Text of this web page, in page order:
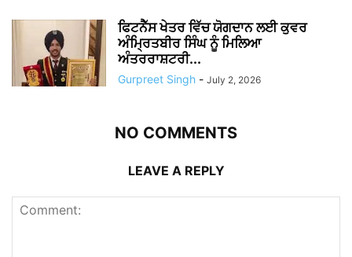
ਫਿਟਨੈੱਸ ਖੇਤਰ ਵਿੱਚ ਯੋਗਦਾਨ ਲਈ ਕੁਵਰ
ਅੰਮ੍ਰਿਤਬੀਰ ਸਿੰਘ ਨੂੰ ਮਿਲਿਆ
ਅੰਤਰਰਾਸ਼ਟਰੀ...
Gurpreet Singh - July 2, 2026
NO COMMENTS
LEAVE A REPLY